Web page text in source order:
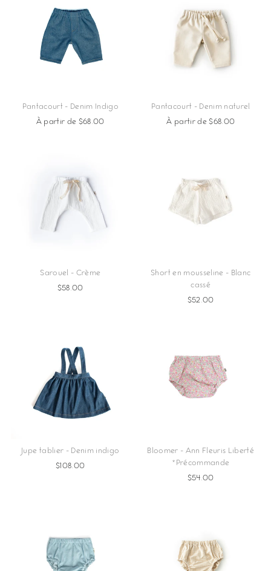
Pantacourt - Denim Indigo
À partir de $68.00
Pantacourt - Denim naturel
À partir de $68.00
Sarouel - Crème
$58.00
Short en mousseline - Blanc
cassé
$52.00
Jupe tablier - Denim indigo
$108.00
Bloomer - Ann Fleuris Liberté
*Précommande
$54.00